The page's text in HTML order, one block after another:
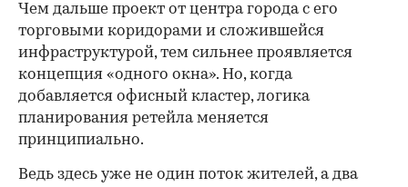
Чем дальше проект от центра города с его
торговыми коридорами и сложившейся
инфраструктурой, тем сильнее проявляется
концепция «одного окна». Но, когда
добавляется офисный кластер, логика
планирования ретейла меняется
принципиально.
Ведь здесь уже не один поток жителей, а два